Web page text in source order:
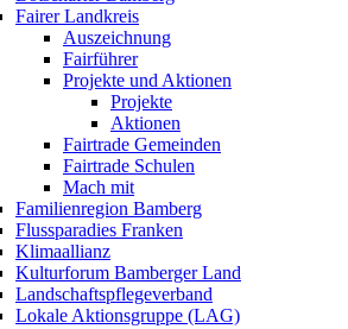
Fairer Landkreis
Auszeichnung
Fairführer
Projekte und Aktionen
Projekte
Aktionen
Fairtrade Gemeinden
Fairtrade Schulen
Mach mit
Familienregion Bamberg
Flussparadies Franken
Klimaallianz
Kulturforum Bamberger Land
Landschaftspflegeverband
Lokale Aktionsgruppe (LAG)